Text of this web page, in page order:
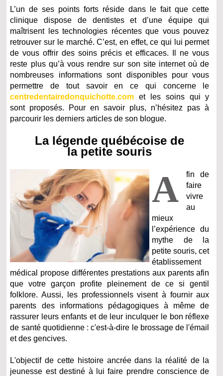
L’un de ses points forts réside dans le fait que cette
clinique dispose de dentistes et d’une équipe qui
maîtrisent les technologies récentes que vous pouvez
retrouver sur le marché. C’est, en effet, ce qui lui permet
de vous offrir des soins précis et efficaces. Il ne vous
reste plus qu’à vous rendre sur son site internet où de
nombreuses informations sont disponibles pour vous
permettre de tout savoir en ce qui concerne le
centredentairedonquichotte.com et les soins qui y
sont proposés. Pour en savoir plus, n’hésitez pas à
parcourir les derniers articles de son blogue.
La légende québécoise de
la petite souris
A
fin de
faire
vivre
au
mieux
l’expérience du
mythe de la
petite souris, cet
établissement
médical propose différentes prestations aux parents afin
que votre garçon profite pleinement de ce si gentil
folklore. Aussi, les professionnels visent à fournir aux
parents des informations pédagogiques à même de
rassurer leurs enfants et de leur inculquer le bon réflexe
de santé quotidienne : c'est-à-dire le brossage de l'émail
et des gencives.
L'objectif de cette histoire ancrée dans la réalité de la
jeunesse est destiné à lui faire prendre conscience de